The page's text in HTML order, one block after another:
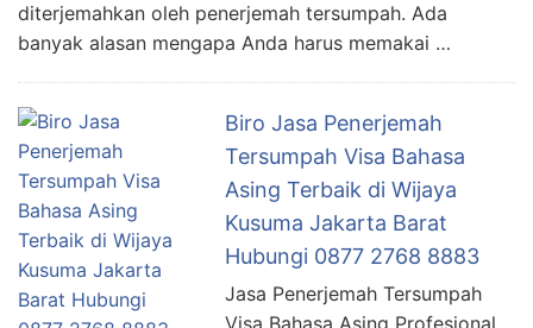
diterjemahkan oleh penerjemah tersumpah. Ada
banyak alasan mengapa Anda harus memakai …
Biro Jasa Penerjemah
Tersumpah Visa Bahasa
Asing Terbaik di Wijaya
Kusuma Jakarta Barat
Hubungi 0877 2768 8883
Jasa Penerjemah Tersumpah
Visa Bahasa Asing Profesional